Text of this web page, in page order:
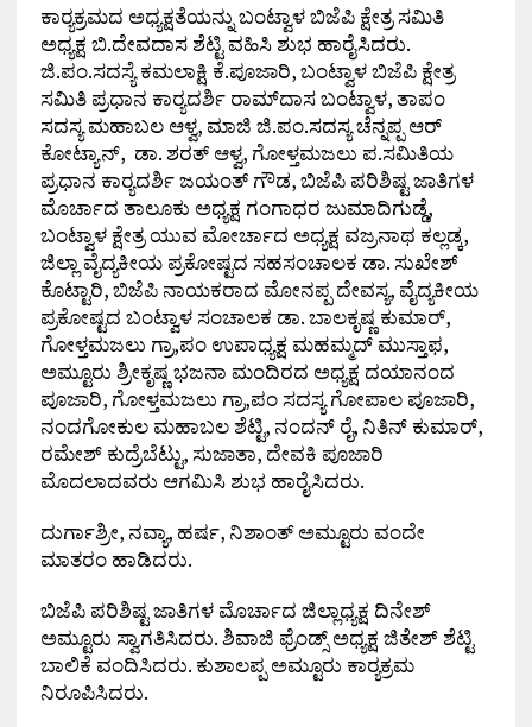
ಕಾರ್‍ಯಕ್ರಮದ ಅಧ್ಯಕ್ಷತೆಯನ್ನು ಬಂಟ್ವಾಳ ಬಿಜೆಪಿ ಕ್ಷೇತ್ರ ಸಮಿತಿ
ಅಧ್ಯಕ್ಷ ಬಿ.ದೇವದಾಸ ಶೆಟ್ಟಿ ವಹಿಸಿ ಶುಭ ಹಾರೈಸಿದರು.
ಜಿ.ಪಂ.ಸದಸ್ಯೆ ಕಮಲಾಕ್ಷಿ ಕೆ.ಪೂಜಾರಿ, ಬಂಟ್ವಾಳ ಬಿಜೆಪಿ ಕ್ಷೇತ್ರ
ಸಮಿತಿ ಪ್ರಧಾನ ಕಾರ್‍ಯದರ್ಶಿ ರಾಮ್‌ದಾಸ ಬಂಟ್ವಾಳ, ತಾಪಂ
ಸದಸ್ಯ ಮಹಾಬಲ ಆಳ್ವ, ಮಾಜಿ ಜಿ.ಪಂ.ಸದಸ್ಯ ಚೆನ್ನಪ್ಪ ಆರ್
ಕೋಟ್ಯಾನ್, ಡಾ. ಶರತ್ ಆಳ್ವ, ಗೋಳ್ತಮಜಲು ಪ.ಸಮಿತಿಯ
ಪ್ರಧಾನ ಕಾರ್‍ಯದರ್ಶಿ ಜಯಂತ್ ಗೌಡ, ಬಿಜೆಪಿ ಪರಿಶಿಷ್ಟ ಜಾತಿಗಳ
ಮೊರ್ಚಾದ ತಾಲೂಕು ಅಧ್ಯಕ್ಷ ಗಂಗಾಧರ ಜುಮಾದಿಗುಡ್ಡೆ,
ಬಂಟ್ವಾಳ ಕ್ಷೇತ್ರ ಯುವ ಮೋರ್ಚಾದ ಅಧ್ಯಕ್ಷ ವಜ್ರನಾಥ ಕಲ್ಲಡ್ಕ,
ಜಿಲ್ಲಾ ವೈದ್ಯಕೀಯ ಪ್ರಕೋಷ್ಟದ ಸಹಸಂಚಾಲಕ ಡಾ. ಸುಖೇಶ್
ಕೊಟ್ಟಾರಿ, ಬಿಜೆಪಿ ನಾಯಕರಾದ ಮೋನಪ್ಪ ದೇವಸ್ಯ, ವೈದ್ಯಕೀಯ
ಪ್ರಕೋಷ್ಟದ ಬಂಟ್ವಾಳ ಸಂಚಾಲಕ ಡಾ. ಬಾಲಕೃಷ್ಣ ಕುಮಾರ್,
ಗೋಳ್ತಮಜಲು ಗ್ರಾ,ಪಂ ಉಪಾಧ್ಯಕ್ಷ ಮಹಮ್ಮದ್ ಮುಸ್ತಾಫ,
ಅಮ್ಟೂರು ಶ್ರೀಕೃಷ್ಣ ಭಜನಾ ಮಂದಿರದ ಅಧ್ಯಕ್ಷ ದಯಾನಂದ
ಪೂಜಾರಿ, ಗೋಳ್ತಮಜಲು ಗ್ರಾ,ಪಂ ಸದಸ್ಯ ಗೋಪಾಲ ಪೂಜಾರಿ,
ನಂದಗೋಕುಲ ಮಹಾಬಲ ಶೆಟ್ಟಿ, ನಂದನ್ ರೈ, ನಿತಿನ್ ಕುಮಾರ್,
ರಮೇಶ್ ಕುದ್ರೆಬೆಟ್ಟು, ಸುಜಾತಾ, ದೇವಕಿ ಪೂಜಾರಿ
ಮೊದಲಾದವರು ಆಗಮಿಸಿ ಶುಭ ಹಾರೈಸಿದರು.
ದುರ್ಗಾಶ್ರೀ, ನವ್ಯಾ, ಹರ್ಷ, ನಿಶಾಂತ್ ಅಮ್ಟೂರು ವಂದೇ
ಮಾತರಂ ಹಾಡಿದರು.
ಬಿಜೆಪಿ ಪರಿಶಿಷ್ಟ ಜಾತಿಗಳ ಮೊರ್ಚಾದ ಜಿಲ್ಲಾಧ್ಯಕ್ಷ ದಿನೇಶ್
ಅಮ್ಟೂರು ಸ್ವಾಗತಿಸಿದರು. ಶಿವಾಜಿ ಫ್ರೆಂಡ್ಸ್ ಅಧ್ಯಕ್ಷ ಜಿತೇಶ್ ಶೆಟ್ಟಿ
ಬಾಲಿಕೆ ವಂದಿಸಿದರು. ಕುಶಾಲಪ್ಪ ಅಮ್ಟೂರು ಕಾರ್‍ಯಕ್ರಮ
ನಿರೂಪಿಸಿದರು.